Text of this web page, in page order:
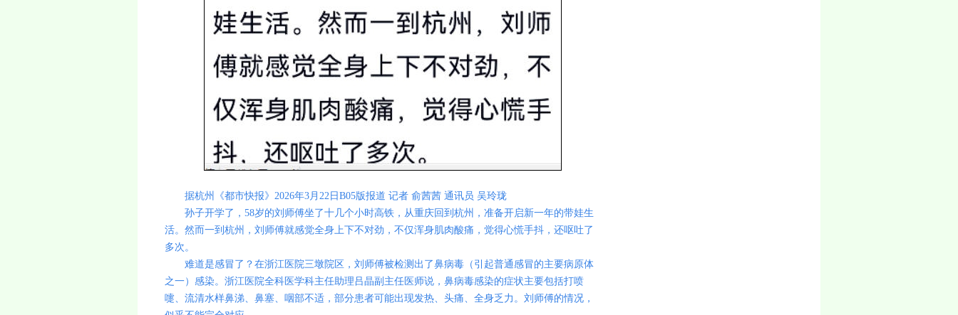
据杭州《都市快报》2026年3月22日 B05版报道 记者 俞茜茜 通讯员 吴玲珑
孙子开学了，58岁的刘师傅坐了十几个小时高铁，从重庆回到杭州，准备开启新一年的带娃生
活。然而一到杭州，刘师傅就感觉全身上下不对劲，不仅浑身肌肉酸痛，觉得心慌手抖，还呕吐了
多次。
难道是感冒了？在浙江医院三墩院区，刘师傅被检测出了鼻病毒（引起普通感冒的主要病原体
之一）感染。浙江医院全科医学科主任助理吕晶副主任医师说，鼻病毒感染的症状主要包括打喷
嚏、流清水样鼻涕、鼻塞、咽部不适，部分患者可能出现发热、头痛、全身乏力。刘师傅的情况，